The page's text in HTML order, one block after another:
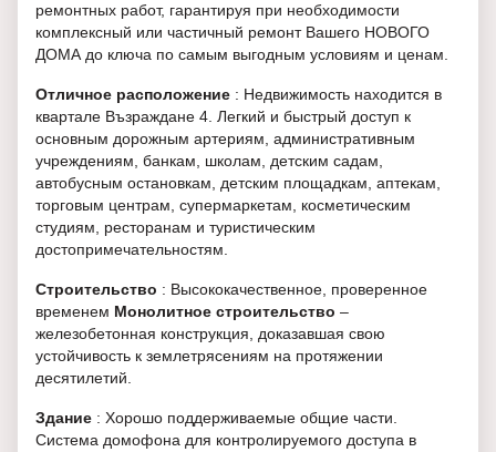
ремонтных работ, гарантируя при необходимости
комплексный или частичный ремонт Вашего НОВОГО
ДОМА до ключа по самым выгодным условиям и ценам.
Отличное расположение : Недвижимость находится в
квартале Възраждане 4. Легкий и быстрый доступ к
основным дорожным артериям, административным
учреждениям, банкам, школам, детским садам,
автобусным остановкам, детским площадкам, аптекам,
торговым центрам, супермаркетам, косметическим
студиям, ресторанам и туристическим
достопримечательностям.
Строительство : Высококачественное, проверенное
временем Монолитное строительство –
железобетонная конструкция, доказавшая свою
устойчивость к землетрясениям на протяжении
десятилетий.
Здание : Хорошо поддерживаемые общие части.
Система домофона для контролируемого доступа в